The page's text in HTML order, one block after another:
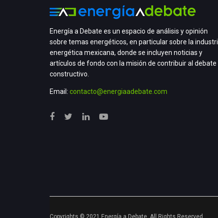
Energía a Debate es un espacio de análisis y opinión
sobre temas energéticos, en particular sobre la
energética mexicana, donde se incluyen noticias y
artículos de fondo con la misión de contribuir al debate
constructivo.
Email: contacto@energiaadebate.com
Copyrights © 2021 Energía a Debate. All Rights Reserved.